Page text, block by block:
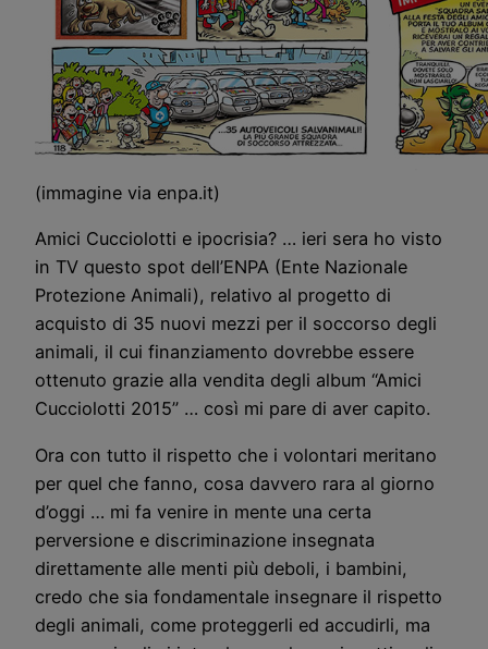
(immagine via enpa.it)
Amici Cucciolotti e ipocrisia? … ieri sera ho visto
in TV questo spot dell’ENPA (Ente Nazionale
Protezione Animali), relativo al progetto di
acquisto di 35 nuovi mezzi per il soccorso degli
animali, il cui finanziamento dovrebbe essere
ottenuto grazie alla vendita degli album “Amici
Cucciolotti 2015” … così mi pare di aver capito.
Ora con tutto il rispetto che i volontari meritano
per quel che fanno, cosa davvero rara al giorno
d’oggi … mi fa venire in mente una certa
perversione e discriminazione insegnata
direttamente alle menti più deboli, i bambini,
credo che sia fondamentale insegnare il rispetto
degli animali, come proteggerli ed accudirli, ma